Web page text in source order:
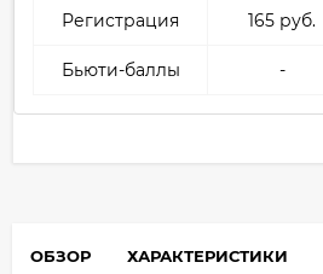
Регистрация 165 руб.
Бьюти-баллы -
ОБЗОР ХАРАКТЕРИСТИКИ